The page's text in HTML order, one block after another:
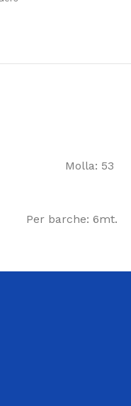
mm
53
6mt.